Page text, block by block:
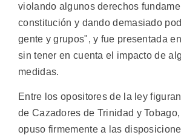
violando algunos derechos
constitución y dando demasiado
gente y grupos", y fue presentada
sin tener en cuenta el impacto de
medidas.
Entre los opositores de la ley
de Cazadores de Trinidad y
opuso firmemente a las